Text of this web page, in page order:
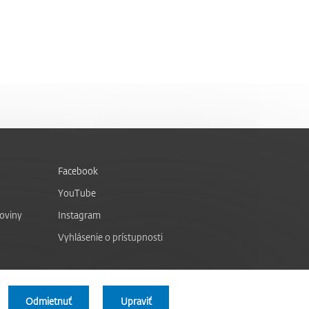
Odmietnuť Upraviť
Facebook
YouTube
Instagram
Vyhlásenie o prístupnosti